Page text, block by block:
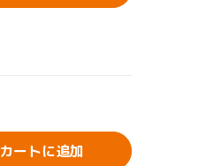
カートに追加